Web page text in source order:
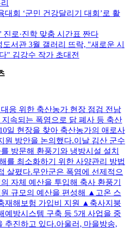
대회 ‘군민 건강달리기 대회’로 활
진로·진학 맞춤 시간표 짠다
서관 3월 갤러리 뜨락, "새로운 시
" 김강수 작가 초대전
응 위한 축산농가 현장 점검 전남
속되는 폭염으로 닭 폐사 등 축산
일 현장을 찾아 축산농가의 애로사
원 방안을 논의했다.이날 김산 군수
방문해 환풍기와 냉방시설 설치
를 최소화하기 위한 사양관리 방법
살폈다.무안군은 폭염에 선제적으
자체 예산을 투입해 축사 환풍기
규모의 예산을 편성해 ▲고온 스
재해보험 가입비 지원 ▲축사지붕
방시스템 구축 등 5개 사업을 중
추진하고 있다.아울러, 마을방송,